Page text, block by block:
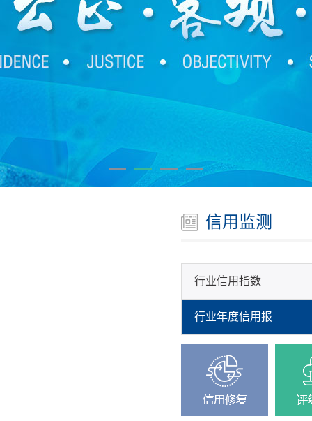
信用监测
行业信用指数
行业年度信用报